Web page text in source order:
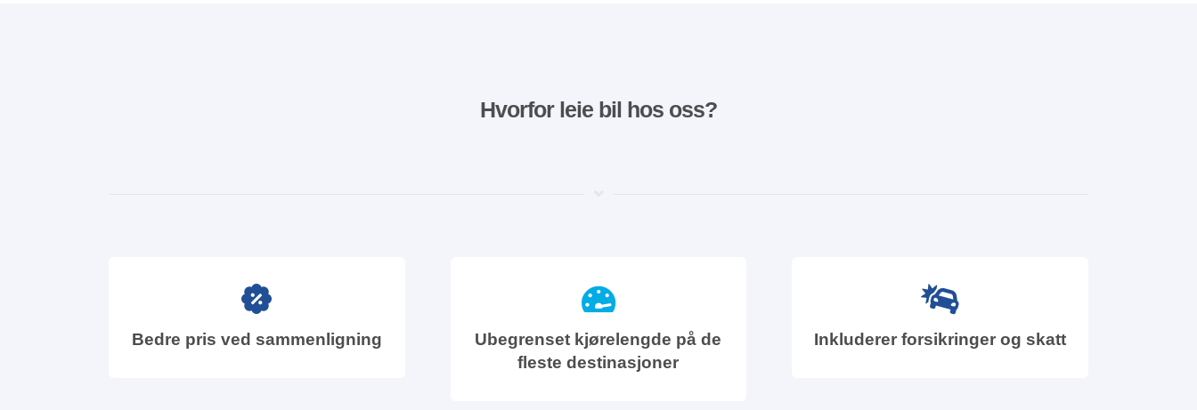
Hvorfor leie bil hos oss?
Bedre pris ved sammenligning
Ubegrenset kjørelengde på de
fleste destinasjoner
Inkluderer forsikringer og skatt